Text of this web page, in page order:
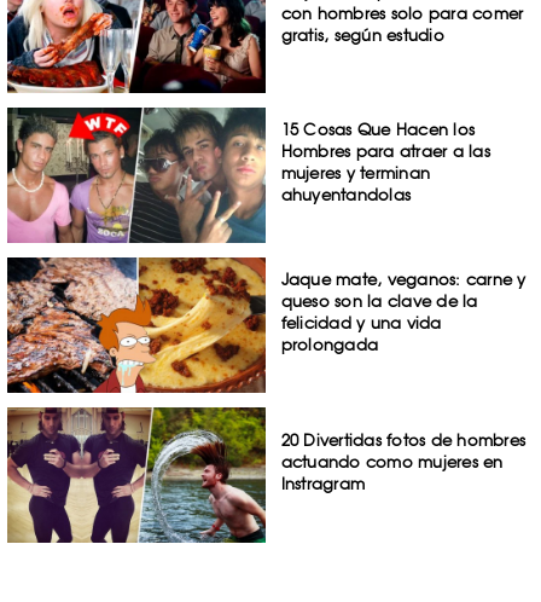
con hombres solo para comer
gratis, según estudio
15 Cosas Que Hacen los
Hombres para atraer a las
mujeres y terminan
ahuyentandolas
Jaque mate, veganos: carne y
queso son la clave de la
felicidad y una vida
prolongada
20 Divertidas fotos de hombres
actuando como mujeres en
Instragram